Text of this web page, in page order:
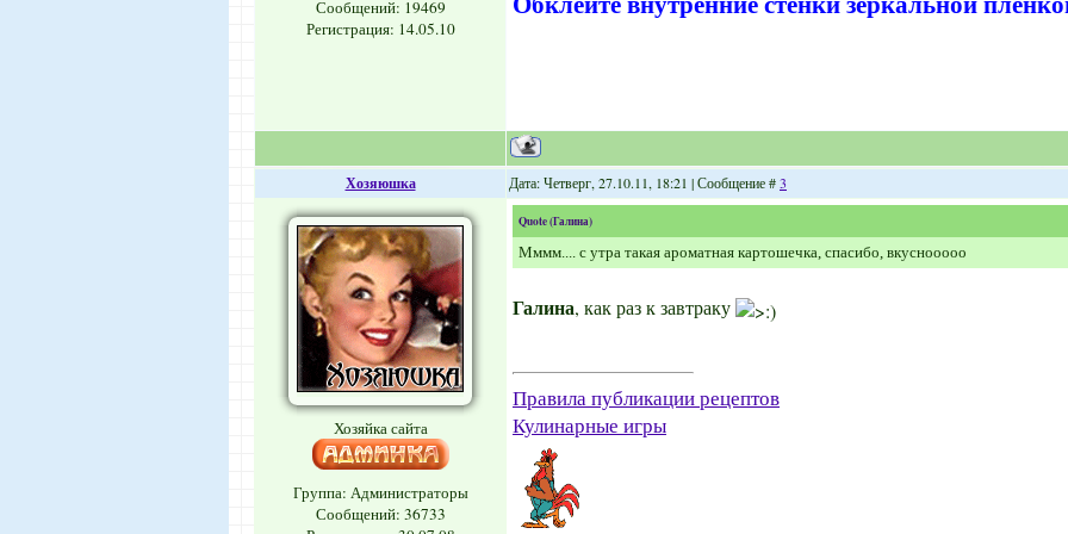
Сообщений: 19469
Регистрация: 14.05.10
Хозяюшка Дата: Четверг, 27.10.11, 18:21 | Сообщение #3
Хозяйка сайта
Группа: Администраторы
Сообщений: 36733
Quote(Галина)
Мммм.... с утра такая ароматная картошечка, спасибо, вкуснооооо
Галина, как раз к завтраку
Правила публикации рецептов
Кулинарные игры